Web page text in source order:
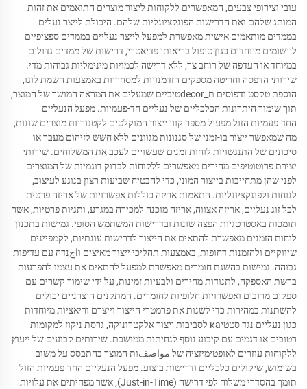
עובי וצירופי צבעים, המאפשרים ללקוחות ליצור מוצרים התואמים את זהות
המותג שלהם ואת הדרישות הפונקציונליות שלהם. היכולת לייצר נעלים
בממדים מותאמים אישית מאפשרת למפעל לייצר נעליים בממדים ספציפיים
ליישומים מיוחדים כגון טיפול בריאותי פדיאטרי, דרישות של ממדים גדולים
במיוחד או העדפה של רוחב צר, ללא דרישה לכמויות מינימליות גבוהות מדי.
שירותי הדפסה וחריטה מספקים הזדמנויות למסחריות באמצעות השמת לוגו,
הוספת טקסט ודפוסים ת_decorטיביים שמעלים את המראה המושך של המוצר,
תוך שימור היתרונות הכלכליים של נעליים חד-פעמיות. מפעל הנעליים
החד-פעמיות הזול מפעיל מספר קווי ייצור המוקלטים לקטגוריות מוצרים שונות,
מה שמאפשר ייצור בו-זמני של סגנונות מגוונים ללא חשש לזיהום מעבר או
סיכונים של התנגשויות לוחות זמנים שעשויים לעכב את המשלוחים. שירותי
יצירת פרוטוטיפים מהירים מאפשרים ללקוחות לבדוק דוגמיות של המוצרים
לפני שהן מתחייבות בייצור המוני, כדי להבטיח שביעות רצון בנוגע לעיצוב,
לנוחות ולפונקציונליות. התאמות אריזה כוללות אפשרויות של אריזה פרטית
לכל זוג נעליים, אריזה אצווה, אריזה מוכנה למכירה במגרע, ותגיות פרטיות, אשר
תומכות באסטרטגיות הפצה שונות ובדרישות המשתמש הסופי. גמישות בתכנון
לוחות הזמנים מאפשרת להתאים את הייצור לדרישות עונתיות, לקמפיינים
שיווקיים ולהזמנות דחופות, באמצעות תהליכי ייצור מאיצים וاجנדה עם עדיפות
גבוהה. גמישות בהשגת חומרים מאפשרת למפעל להתאים את עצמו להפרעות
ברשת האספקה, לתנודות מחירים ולבעיות זמינות, על ידי שימור קשרים עם
ספקים מרובים ואפשרויות חלופיות לחומרים. המתקנים היצרניים יכולים
להשתנות במהירות כדי לשנות את פרמטרי הייצור וייצרם וריאציות מיוחדות
כגון נעליים נגד סטטיка לסביבות ייצור אלקטרוניקה, גרסת ניקוז למקומות
רטובים או דגמים עם קיבוע נוסף לנחיתות ממושכת. שירותים קבועים של ייעוץ
ללקוחות עוזרים לאופטימיזציה של مواصفות המוצר בהתבסס על משוב
בשימוש, שיקולים כלכליים ודרישות ביצוע. מפעל הנעליים החד-פעמיות הזול
תומך בהסדרי משלוח לפי דרישה (Just-in-Time), אשר מפחיתים את עלויות